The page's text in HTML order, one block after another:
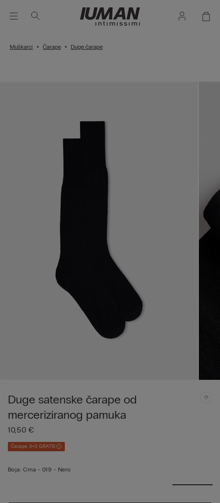
Muškarci Čarape Duge čarape
Duge satenske čarape od
merceriziranog pamuka
10,50 €
Čarape 3+3 GRATIS
Boja: Crna - 019 - Nero